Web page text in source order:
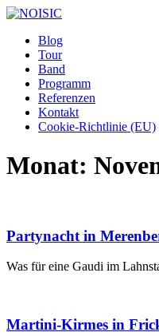
Blog
Tour
Band
Programm
Referenzen
Kontakt
Cookie-Richtlinie (EU)
Monat:
Partynacht in
Was für eine Gaudi im
Martini-Kirmes in